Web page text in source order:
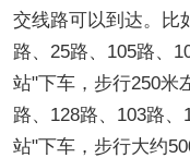
交线路可以到达。比
路、25路、105路、
站"下车，步行250米
路、128路、103路
站"下车，步行大约